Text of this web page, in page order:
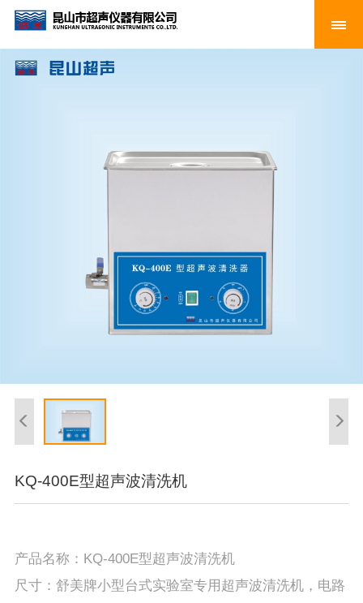
KQ-400E型超声波清洗机
产品名称：KQ-400E型超声波清洗机
尺寸：舒美牌小型台式实验室专用超声波清洗机，电路